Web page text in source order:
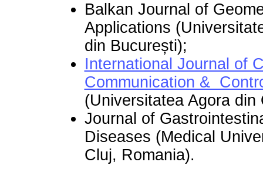
Balkan Journal of
Applications
din București);
International Journal of
Communication &
(Universitatea Agora din
Journal of
Diseases (Medical
Cluj, Romania).